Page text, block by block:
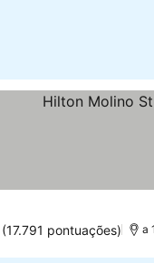
(17.791 pontuações) a